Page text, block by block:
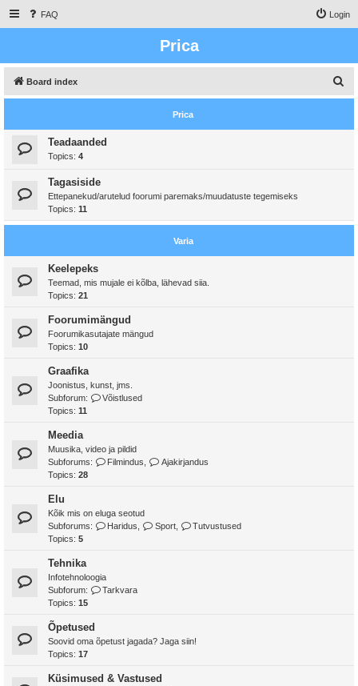
FAQ Login
Prica
Board index
e
Prica
Teadaanded
Topics: 4
Tagasiside
Ettepanekud/arutelud foorumi paremaks/muudatuste tegemiseks
Topics: 11
Varia
Keelepeks
Teemad, mis mujale ei kõlba, lähevad siia.
Topics: 21
Foorumimängud
Foorumikasutajate mängud
Topics: 10
Graafika
Joonistus, kunst, jms.
Subforum:
Võistlused
Topics: 11
Meedia
Muusika, video ja pildid
Subforums:
Filmindus
Ajakirjandus
Topics: 28
Elu
Kõik mis on eluga seotud
Subforums:
Haridus Sport,
Tutvustused
Topics: 5
Tehnika
Infotehnoloogia
Subforum:
Tarkvara
Topics: 15
Õpetused
Soovid oma õpetust jagada? Jaga siin!
Topics: 17
Küsimused & Vastused